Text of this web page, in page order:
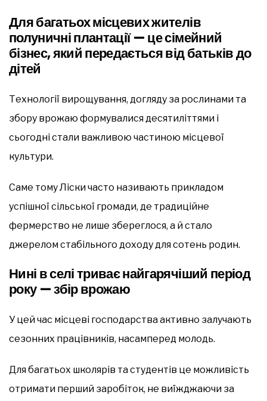
Для багатьох місцевих жителів
полуничні плантації — це сімейний
бізнес, який передається від батьків до
дітей
Технології вирощування, догляду за рослинами та
збору врожаю формувалися десятиліттями і
сьогодні стали важливою частиною місцевої
культури.
Саме тому Ліски часто називають прикладом
успішної сільської громади, де традиційне
фермерство не лише збереглося, а й стало
джерелом стабільного доходу для сотень родин.
Нині в селі триває найгарячіший період
року — збір врожаю
У цей час місцеві господарства активно залучають
сезонних працівників, насамперед молодь.
Для багатьох школярів та студентів це можливість
отримати перший заробіток, не виїжджаючи за